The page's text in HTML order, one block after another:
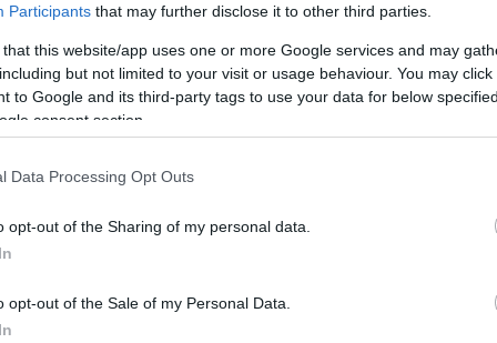
Participants that may further disclose it to other third parties.
that this website/app uses one or more Google services and may
but not limited to your visit or usage behaviour. You may
to Google and its third-party tags to use your data for below
consent section.
Data Processing Opt Outs
opt-out of the Sharing of my personal data.
opt-out of the Sale of my Personal Data.
στο διπλωματικό επίπεδο, συζητάμε
τις αρχές διαφόρων χωρών, τους ηγέτες
επίπεδα. Για αυτό ακριβώς θεωρούμε πως
οδός είναι η μόνη που θα οδηγήσει στην
σημείωσε σήμερα ο Ζελένσκι.